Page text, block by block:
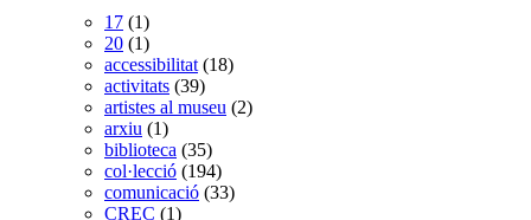
17 (1)
20 (1)
accessibilitat (18)
activitats (39)
artistes al museu (2)
arxiu (1)
biblioteca (35)
col·lecció (194)
comunicació (33)
CREC (1)